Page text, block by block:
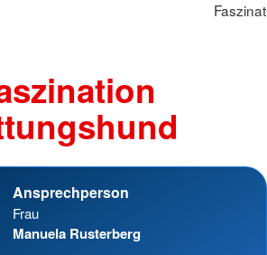
Ansprechperson
Frau
Manuela Rusterberg